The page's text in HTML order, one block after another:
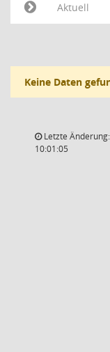
Aktuell
Keine Daten
Letzte
10:01:05